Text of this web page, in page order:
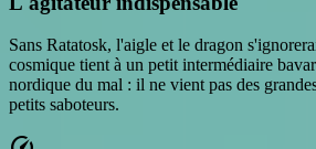
Sans Ratatosk, l'aigle et le dragon
cosmique tient à un petit intermédiaire
nordique du mal : il ne vient pas des
petits saboteurs.